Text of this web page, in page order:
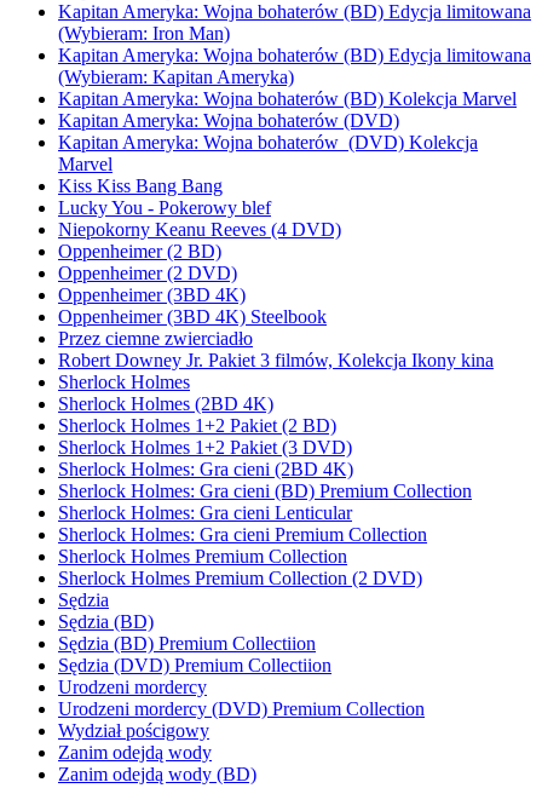
Kapitan Ameryka: Wojna bohaterów (BD) Edycja limitowana
(Wybieram: Iron Man)
Kapitan Ameryka: Wojna bohaterów (BD) Edycja limitowana
(Wybieram: Kapitan Ameryka)
Kapitan Ameryka: Wojna bohaterów (BD) Kolekcja Marvel
Kapitan Ameryka: Wojna bohaterów (DVD)
Kapitan Ameryka: Wojna bohaterów (DVD) Kolekcja
Marvel
Kiss Kiss Bang Bang
Lucky You - Pokerowy blef
Niepokorny Keanu Reeves (4 DVD)
Oppenheimer (2 BD)
Oppenheimer (2 DVD)
Oppenheimer (3BD 4K)
Oppenheimer (3BD 4K) Steelbook
Przez ciemne zwierciadło
Robert Downey Jr. Pakiet 3 filmów, Kolekcja Ikony kina
Sherlock Holmes
Sherlock Holmes (2BD 4K)
Sherlock Holmes 1+2 Pakiet (2 BD)
Sherlock Holmes 1+2 Pakiet (3 DVD)
Sherlock Holmes: Gra cieni (2BD 4K)
Sherlock Holmes: Gra cieni (BD) Premium Collection
Sherlock Holmes: Gra cieni Lenticular
Sherlock Holmes: Gra cieni Premium Collection
Sherlock Holmes Premium Collection
Sherlock Holmes Premium Collection (2 DVD)
Sędzia
Sędzia (BD)
Sędzia (BD) Premium Collectiion
Sędzia (DVD) Premium Collectiion
Urodzeni mordercy
Urodzeni mordercy (DVD) Premium Collection
Wydział pościgowy
Zanim odejdą wody
Zanim odejdą wody (BD)